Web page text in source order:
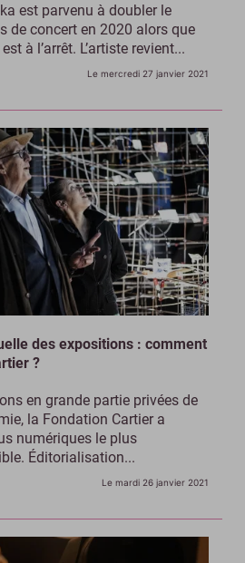
est parvenu à doubler le
de concert en 2020 alors que
à l’arrêt. L’artiste revient...
Le mercredi 27 janvier 2021
des expositions : comment
?
en grande partie privées de
la Fondation Cartier a
numériques le plus
Éditorialisation...
Le mardi 26 janvier 2021